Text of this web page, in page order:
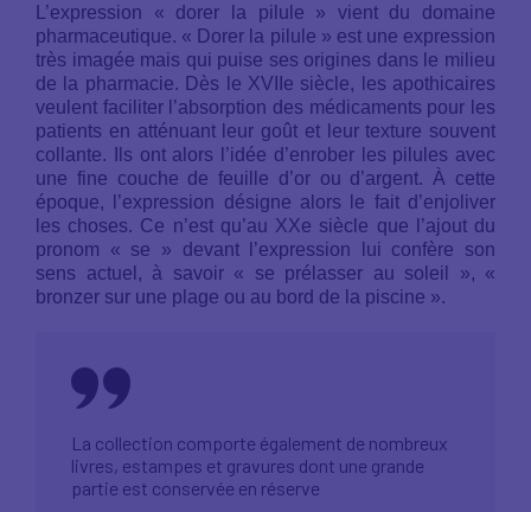
L’expression « dorer la pilule » vient du domaine
pharmaceutique. « Dorer la pilule » est une expression
très imagée mais qui puise ses origines dans le milieu
de la pharmacie. Dès le XVIIe siècle, les apothicaires
veulent faciliter l’absorption des médicaments pour les
patients en atténuant leur goût et leur texture souvent
collante. Ils ont alors l’idée d’enrober les pilules avec
une fine couche de feuille d’or ou d’argent. À cette
époque, l’expression désigne alors le fait d’enjoliver
les choses. Ce n’est qu’au XXe siècle que l’ajout du
pronom « se » devant l’expression lui confère son
sens actuel, à savoir « se prélasser au soleil », «
bronzer sur une plage ou au bord de la piscine ».
La collection comporte également de nombreux
livres, estampes et gravures dont une grande
partie est conservée en réserve